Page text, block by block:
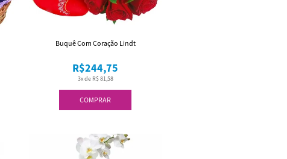
COMPRAR
3x de R$ 81,58
R$244,75
Buquê Com Coração Lindt